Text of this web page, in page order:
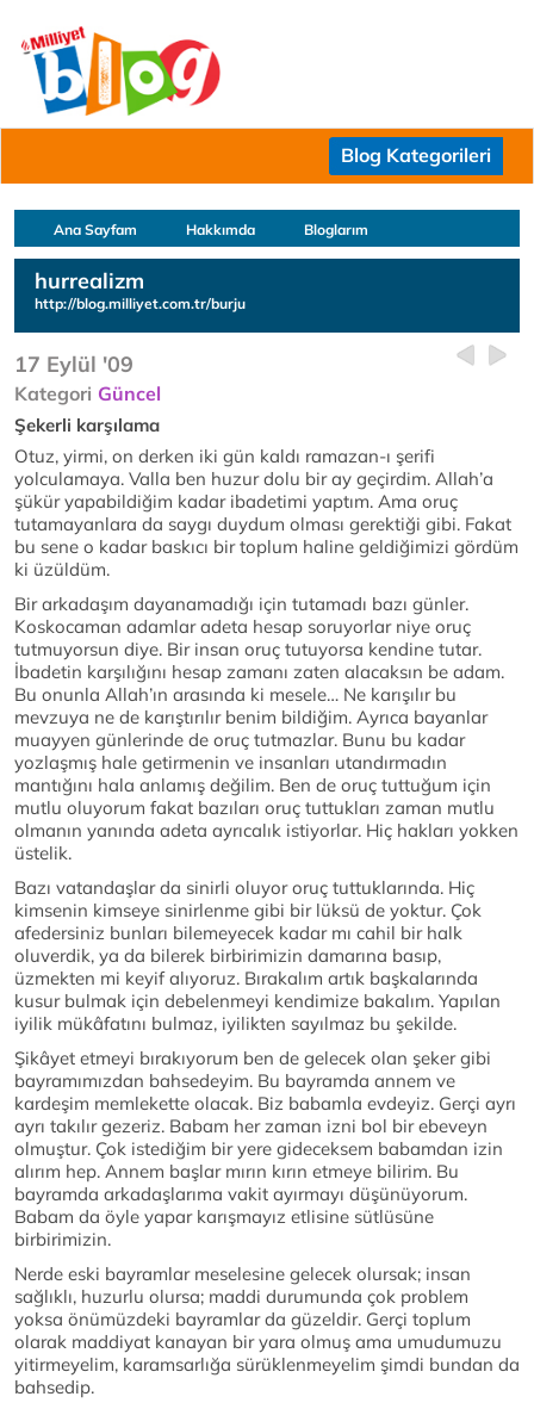
Blog Kategorileri
Ana Sayfam Hakkımda Bloglarım
hurrealizm
http://blog.milliyet.com.tr/burju
17 Eylül '09
Kategori Güncel
Şekerli karşılama
Otuz, yirmi, on derken iki gün kaldı ramazan-ı şerifi
yolculamaya. Valla ben huzur dolu bir ay geçirdim. Allah’a
şükür yapabildiğim kadar ibadetimi yaptım. Ama oruç
tutamayanlara da saygı duydum olması gerektiği gibi. Fakat
bu sene o kadar baskıcı bir toplum haline geldiğimizi gördüm
ki üzüldüm.
Bir arkadaşım dayanamadığı için tutamadı bazı günler.
Koskocaman adamlar adeta hesap soruyorlar niye oruç
tutmuyorsun diye. Bir insan oruç tutuyorsa kendine tutar.
İbadetin karşılığını hesap zamanı zaten alacaksın be adam.
Bu onunla Allah’ın arasında ki mesele… Ne karışılır bu
mevzuya ne de karıştırılır benim bildiğim. Ayrıca bayanlar
muayyen günlerinde de oruç tutmazlar. Bunu bu kadar
yozlaşmış hale getirmenin ve insanları utandırmadın
mantığını hala anlamış değilim. Ben de oruç tuttuğum için
mutlu oluyorum fakat bazıları oruç tuttukları zaman mutlu
olmanın yanında adeta ayrıcalık istiyorlar. Hiç hakları yokken
üstelik.
Bazı vatandaşlar da sinirli oluyor oruç tuttuklarında. Hiç
kimsenin kimseye sinirlenme gibi bir lüksü de yoktur. Çok
afedersiniz bunları bilemeyecek kadar mı cahil bir halk
oluverdik, ya da bilerek birbirimizin damarına basıp,
üzmekten mi keyif alıyoruz. Bırakalım artık başkalarında
kusur bulmak için debelenmeyi kendimize bakalım. Yapılan
iyilik mükâfatını bulmaz, iyilikten sayılmaz bu şekilde.
Şikâyet etmeyi bırakıyorum ben de gelecek olan şeker gibi
bayramımızdan bahsedeyim. Bu bayramda annem ve
kardeşim memlekette olacak. Biz babamla evdeyiz. Gerçi ayrı
ayrı takılır gezeriz. Babam her zaman izni bol bir ebeveyn
olmuştur. Çok istediğim bir yere gideceksem babamdan izin
alırım hep. Annem başlar mırın kırın etmeye bilirim. Bu
bayramda arkadaşlarıma vakit ayırmayı düşünüyorum.
Babam da öyle yapar karışmayız etlisine sütlüsüne
birbirimizin.
Nerde eski bayramlar meselesine gelecek olursak; insan
sağlıklı, huzurlu olursa; maddi durumunda çok problem
yoksa önümüzdeki bayramlar da güzeldir. Gerçi toplum
olarak maddiyat kanayan bir yara olmuş ama umudumuzu
yitirmeyelim, karamsarlığa sürüklenmeyelim şimdi bundan da
bahsedip.